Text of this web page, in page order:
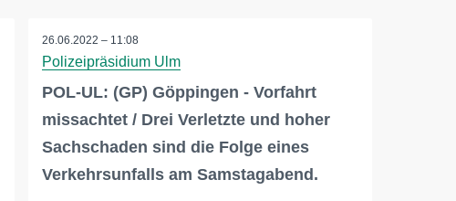
26.06.2022 – 11:08
Polizeipräsidium Ulm
POL-UL: (GP) Göppingen - Vorfahrt
missachtet / Drei Verletzte und hoher
Sachschaden sind die Folge eines
Verkehrsunfalls am Samstagabend.